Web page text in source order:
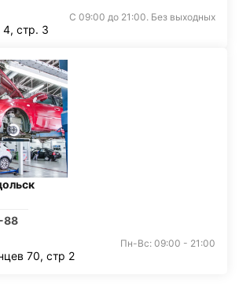
С 09:00 до 21:00. Без выходных
4, стр. 3
88
Пн-Вс: 09:00 - 21:00
70, стр 2